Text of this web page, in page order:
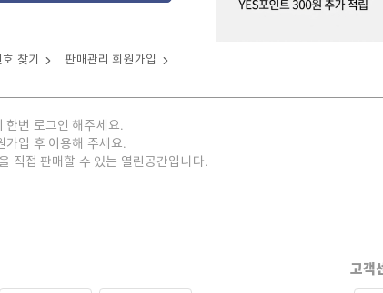
찾기 판매관리 회원가입
한번 로그인 해주세요.
가입 후 이용해 주세요.
직접 판매할 수 있는 열린공간입니다.
고객